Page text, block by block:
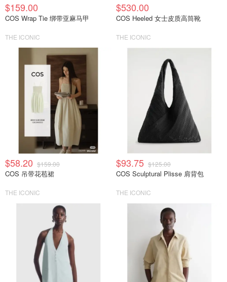
$159.00
COS Wrap Tie 绑带亚麻马甲
THE ICONIC
$530.00
COS Heeled 女士皮质高筒靴
THE ICONIC
$58.20 $159.00
COS 吊带花苞裙
THE ICONIC
$93.75 $125.00
COS Sculptural Plisse 肩背包
THE ICONIC